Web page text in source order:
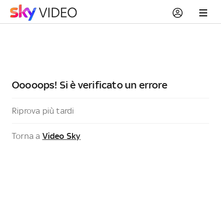
Ooooops! Si è verificato un errore
Riprova più tardi
Torna a Video Sky